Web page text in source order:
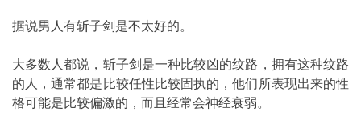
据说男人有斩子剑是不太好的。
大多数人都说，斩子剑是一种比较凶的纹路，拥有这种纹路
的人，通常都是比较任性比较固执的，他们所表现出来的性
格可能是比较偏激的，而且经常会神经衰弱。